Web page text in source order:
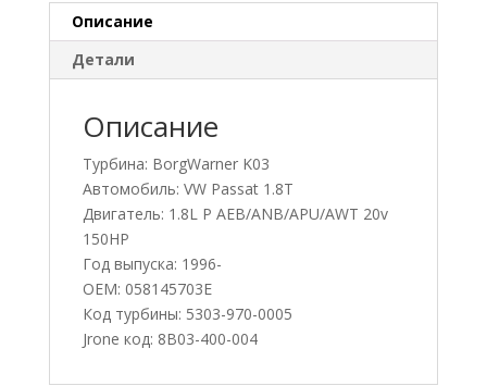
Описание
Детали
Описание
Турбина: BorgWarner K03
Автомобиль: VW Passat 1.8T
Двигатель: 1.8L P AEB/ANB/APU/AWT 20v
150HP
Год выпуска: 1996-
OEM: 058145703E
Код турбины: 5303-970-0005
Jrone код: 8B03-400-004